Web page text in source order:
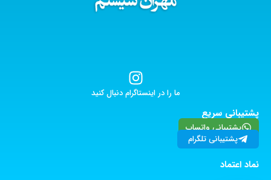
ما را در اینستاگرام دنبال کنید
پشتیبانی سریع
پشتیبانی واتساپ
پشتیبانی تلگرام
نماد اعتماد